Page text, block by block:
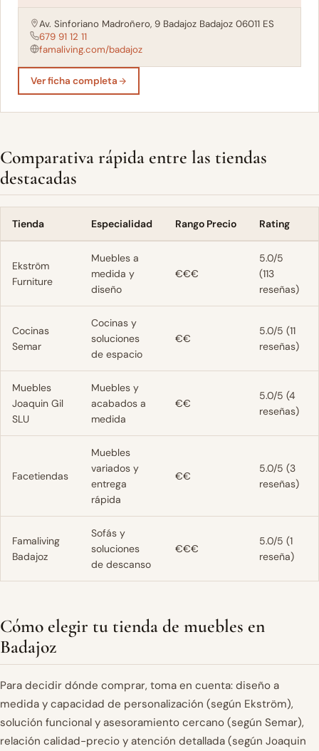
Av. Sinforiano Madroñero, 9 Badajoz Badajoz 06011 ES
679 91 12 11
famaliving.com/badajoz
Ver ficha completa
Comparativa rápida entre las tiendas
destacadas
Tienda Especialidad Rango Precio Rating
Ekström
Furniture
Muebles a
medida y
diseño
€€€
5.0/5
(113
reseñas)
Cocinas
Semar
Cocinas y
soluciones
de espacio
€€
5.0/5 (11
reseñas)
Muebles
Joaquin Gil
SLU
Muebles y
acabados a
medida
€€
5.0/5 (4
reseñas)
Facetiendas
Muebles
variados y
entrega
rápida
€€
5.0/5 (3
reseñas)
Famaliving
Badajoz
Sofás y
soluciones
de descanso
€€€
5.0/5 (1
reseña)
Cómo elegir tu tienda de muebles en
Badajoz
Para decidir dónde comprar, toma en cuenta: diseño a
medida y capacidad de personalización (según Ekström),
solución funcional y asesoramiento cercano (según Semar),
relación calidad-precio y atención detallada (según Joaquin